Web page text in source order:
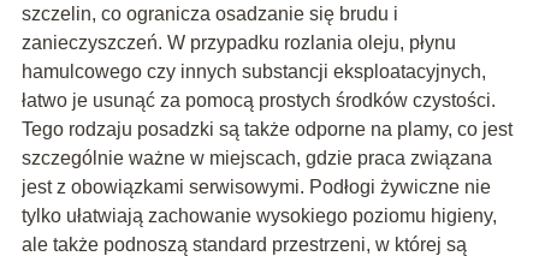
szczelin, co ogranicza osadzanie się brudu i
zanieczyszczeń. W przypadku rozlania oleju, płynu
hamulcowego czy innych substancji eksploatacyjnych,
łatwo je usunąć za pomocą prostych środków czystości.
Tego rodzaju posadzki są także odporne na plamy, co jest
szczególnie ważne w miejscach, gdzie praca związana
jest z obowiązkami serwisowymi. Podłogi żywiczne nie
tylko ułatwiają zachowanie wysokiego poziomu higieny,
ale także podnoszą standard przestrzeni, w której są